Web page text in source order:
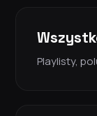
Playlisty,